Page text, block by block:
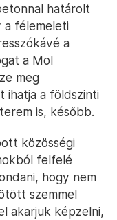
határolt
a félemeleti
a
a Mol
meg
ihatja a földszinti
is, később.
közösségi
felfelé
hogy nem
szemmel
akarjuk képzelni,